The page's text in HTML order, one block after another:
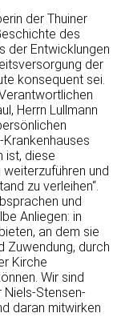
der Thuiner
des
der Entwicklungen
der
konsequent sei.
Herrn Lullmann
ist, diese
und
zu verleihen“.
und
Anliegen: in
an dem sie
Zuwendung, durch
Kirche
Wir sind
Stensen-
daran mitwirken